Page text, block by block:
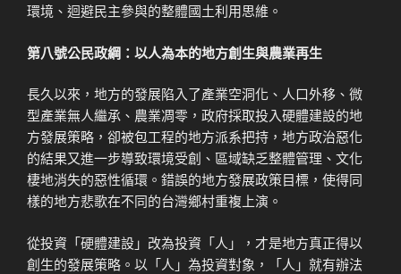
環境、迴避民主參與的整體國土利用思維。
第八號公民政綱：以人為本的地方創生與農業再生
長久以來，地方的發展陷入了產業空洞化、人口外移、微
型產業無人繼承、農業凋零，政府採取投入硬體建設的地
方發展策略，卻被包工程的地方派系把持，地方政治惡化
的結果又進一步導致環境受創、區域缺乏整體管理、文化
棲地消失的惡性循環。錯誤的地方發展政策目標，使得同
樣的地方悲歌在不同的台灣鄉村重複上演。
從投資「硬體建設」改為投資「人」，才是地方真正得以
創生的發展策略。以「人」為投資對象，「人」就有辦法